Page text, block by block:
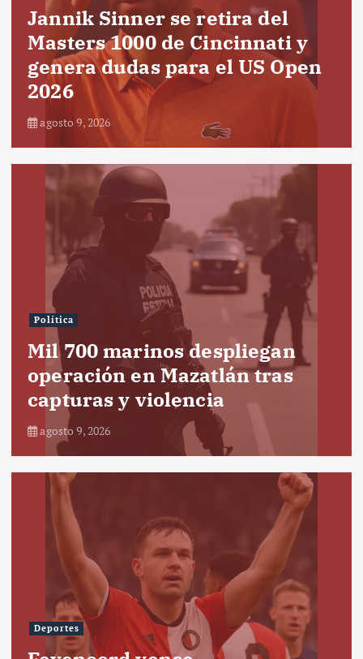
Jannik Sinner se retira del
Masters 1000 de Cincinnati y
genera dudas para el US Open
2026
agosto 9, 2026
Política
Mil 700 marinos despliegan
operación en Mazatlán tras
capturas y violencia
agosto 9, 2026
Deportes